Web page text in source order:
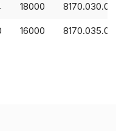
18000
16000